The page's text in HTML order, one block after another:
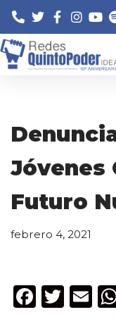
Saltar
al
Jóvenes
Futuro
febrero 4, 2021
F
T
E